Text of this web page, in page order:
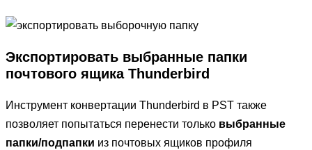
Экспортировать выбранные папки
почтового ящика Thunderbird
Инструмент конвертации Thunderbird в PST также
позволяет попытаться перенести только выбранные
папки/подпапки из почтовых ящиков профиля